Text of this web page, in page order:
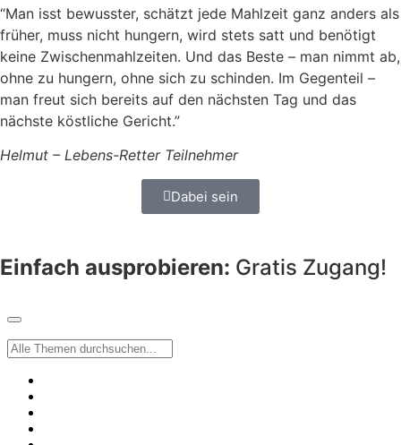
“Man isst bewusster, schätzt jede Mahlzeit ganz anders als
früher, muss nicht hungern, wird stets satt und benötigt
keine Zwischenmahlzeiten. Und das Beste – man nimmt ab,
ohne zu hungern, ohne sich zu schinden. Im Gegenteil –
man freut sich bereits auf den nächsten Tag und das
nächste köstliche Gericht.”
Helmut – Lebens-Retter Teilnehmer
Dabei sein
Einfach ausprobieren: Gratis Zugang!